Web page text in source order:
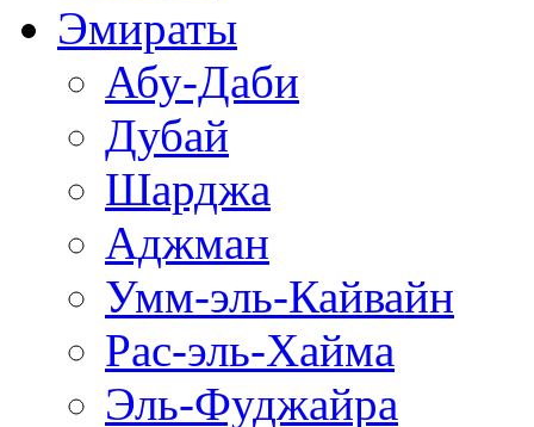
Эмираты
Абу-Даби
Дубай
Шарджа
Аджман
Умм-эль-Кайвайн
Рас-эль-Хайма
Эль-Фуджайра